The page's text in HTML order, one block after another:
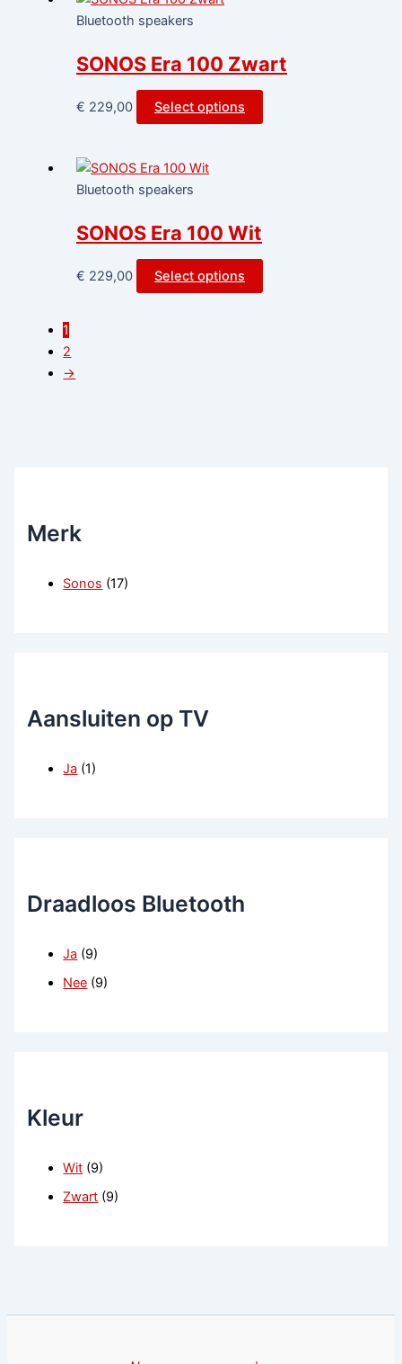
Bluetooth speakers
SONOS Era 100 Zwart
€ 229,00 Select options
Bluetooth speakers
SONOS Era 100 Wit
€ 229,00 Select options
1
2
→
Merk
Sonos (17)
Aansluiten op TV
Ja (1)
Draadloos Bluetooth
Ja (9)
Nee (9)
Kleur
Wit (9)
Zwart (9)